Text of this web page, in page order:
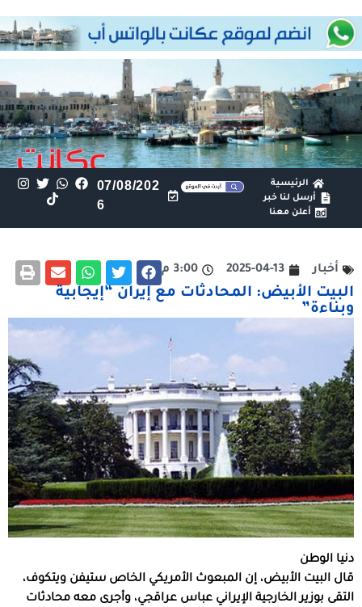
الرئيسية
أرسل لنا خبر
أعلن معنا
07/08/202
6
أخبار 2025-04-13 3:00 م
البيت الأبيض: المحادثات مع إيران “إيجابية
وبناءة”
دنيا الوطن
قال البيت الأبيض، إن المبعوث الأمريكي الخاص ستيفن ويتكوف،
التقى بوزير الخارجية الإيراني عباس عراقجي، وأجرى معه محادثات